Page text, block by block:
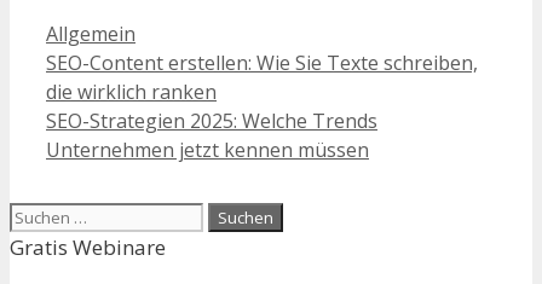
Kategorien
Allgemein
SEO-Content erstellen: Wie Sie Texte schreiben,
die wirklich ranken
SEO-Strategien 2025: Welche Trends
Unternehmen jetzt kennen müssen
Suchen
nach:
Gratis Webinare